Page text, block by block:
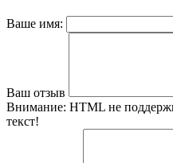
Ваше имя:
Ваш отзыв
Внимание: HTML не
текст!